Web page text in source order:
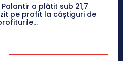
a plătit sub 21,7
pe profit la câștiguri de